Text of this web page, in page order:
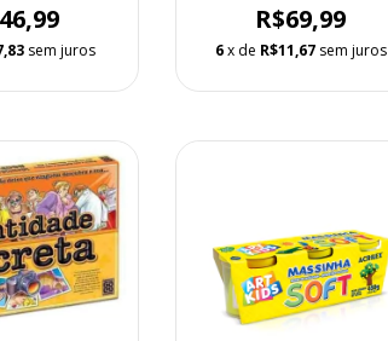
sem juros
R$69,99
6x de R$11,67 sem juros